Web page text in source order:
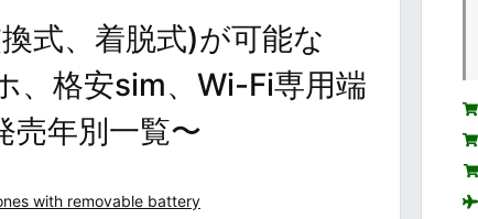
式、着脱式)が可能な
、格安sim、Wi-Fi専用端
売年別一覧〜
with removable battery